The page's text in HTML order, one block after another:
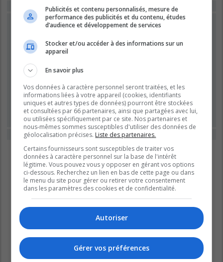
Vous ne pouvez pas voir ou consulter les sujets de ce forum.
CONNEXION•INSCRIPTION
Masquer ma présence lors de cette session
Cette catégorie ne contient aucun forum.
Publicités et contenu personnalisés, mesure de
performance des publicités et du contenu, études
d’audience et développement de services
Stocker et/ou accéder à des informations sur un
appareil
En savoir plus
Vos données à caractère personnel seront traitées, et les
informations liées à votre appareil (cookies, identifiants
uniques et autres types de données) pourront être stockées
et consultées par 66 partenaires, ainsi que partagées avec lui,
ou utilisées spécifiquement par ce site. Nos partenaires et
nous-mêmes sommes susceptibles d'utiliser des données de
géolocalisation précises. Liste des partenaires.
Certains fournisseurs sont susceptibles de traiter vos
données à caractère personnel sur la base de l'intérêt
légitime. Vous pouvez vous y opposer en gérant vos options
ci-dessous. Recherchez un lien en bas de cette page ou dans
le menu du site pour gérer ou retirer votre consentement
dans les paramètres des cookies et de confidentialité.
Autoriser
Gérer vos préférences